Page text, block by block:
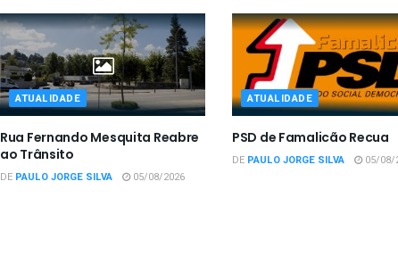
ATUALIDADE
Rua Fernando Mesquita Reabre
ao Trânsito
DE PAULO JORGE SILVA 05/08/2026
ATUALIDADE
PSD de Famalicão Recua
DE PAULO JORGE SILVA 05/08/